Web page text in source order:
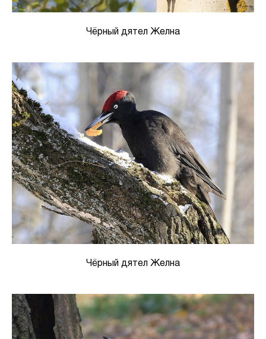
Чёрный дятел Желна
Чёрный дятел Желна